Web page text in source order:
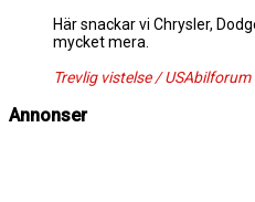
Här snackar vi Chrysler,
mycket mera.
Trevlig vistelse / USAbilforum
Annonser